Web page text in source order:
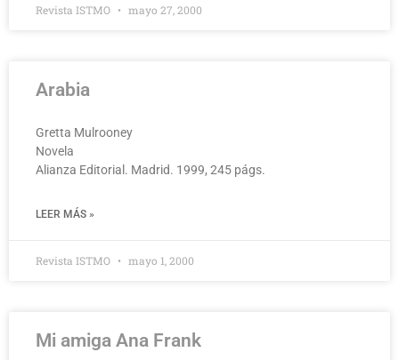
Revista ISTMO mayo 27, 2000
Arabia
Gretta Mulrooney
Novela
Alianza Editorial. Madrid. 1999, 245 págs.
LEER MÁS »
Revista ISTMO mayo 1, 2000
Mi amiga Ana Frank